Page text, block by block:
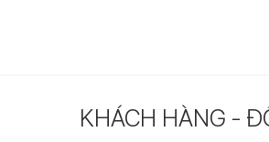
KHÁCH HÀNG -